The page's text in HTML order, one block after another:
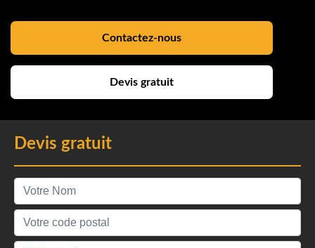
Contactez-nous
Devis gratuit
Devis gratuit